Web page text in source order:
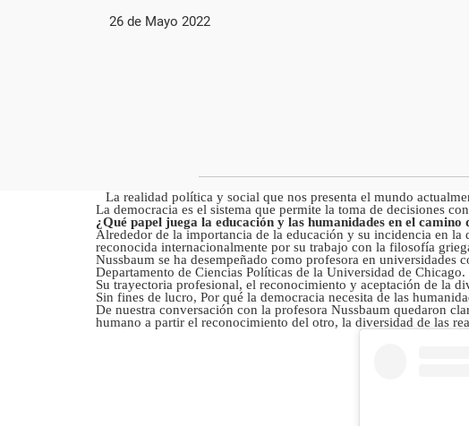
26 de Mayo 2022
La realidad política y social que nos presenta el mundo
La democracia es el sistema que permite la toma de decisiones
¿Qué papel juega la educación y las humanidades en el camino
Alrededor de la importancia de la educación y su incidencia en la
reconocida internacionalmente por su trabajo con la filosofía
Nussbaum se ha desempeñado como profesora en
Departamento de Ciencias Políticas de la Universidad de Chicago.
Su trayectoria profesional, el reconocimiento y aceptación de la
Sin fines de lucro, Por qué la democracia necesita de las
De nuestra conversación con la profesora Nussbaum quedaron
humano a partir el reconocimiento del otro, la diversidad de las